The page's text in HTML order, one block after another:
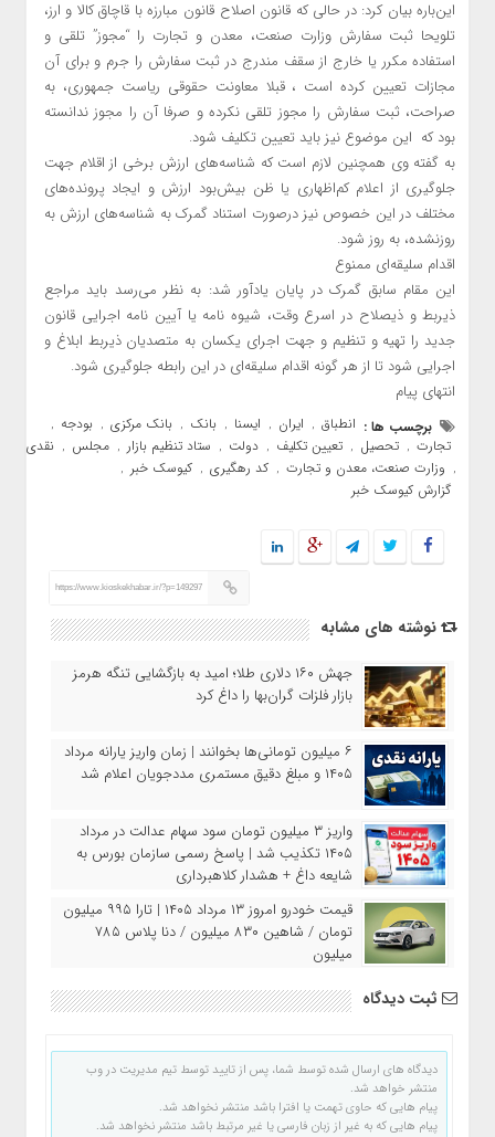
این‌باره بیان کرد: در حالی که قانون اصلاح قانون مبارزه با قاچاق کالا و ارز،
تلویحا ثبت سفارش وزارت صنعت، معدن و تجارت را “مجوز” تلقی و
استفاده مکرر یا خارج از سقف مندرج در ثبت سفارش را جرم و برای آن
مجازات تعیین کرده است ، قبلا معاونت حقوقی ریاست جمهوری، به
صراحت، ثبت سفارش را مجوز تلقی نکرده و صرفا آن را مجوز ندانسته
بود که این موضوع نیز باید تعیین تکلیف شود.
به گفته وی همچنین لازم است که شناسه‌های ارزش برخی از اقلام جهت
جلوگیری از اعلام کم‌اظهاری یا ظن بیش‌بود ارزش و ایجاد پرونده‌های
مختلف در این خصوص نیز درصورت استناد گمرک به شناسه‌های ارزش به
روزنشده، به روز شود.
اقدام سلیقه‌ای ممنوع
این مقام سابق گمرک در پایان یادآور شد: به نظر می‌رسد باید مراجع
ذیربط و ذیصلاح در اسرع وقت، شیوه نامه یا آیین نامه اجرایی قانون
جدید را تهیه و تنظیم و جهت اجرای یکسان به متصدیان ذیربط ابلاغ و
اجرایی شود تا از هر گونه اقدام سلیقه‌ای در این رابطه جلوگیری شود.
انتهای پیام
برچسب ها : انطباق , ایران , ایسنا , بانک , بانک مرکزی , بودجه ,
تجارت , تحصیل , تعیین تکلیف , دولت , ستاد تنظیم بازار , مجلس , نقدی
, وزارت صنعت، معدن و تجارت , کد رهگیری , کیوسک خبر ,
گزارش کیوسک خبر
https://www.kioskekhabar.ir/?p=149297
نوشته های مشابه
جهش ۱۶۰ دلاری طلا؛ امید به بازگشایی تنگه هرمز
بازار فلزات گران‌بها را داغ کرد
۶ میلیون تومانی‌ها بخوانند | زمان واریز یارانه مرداد
۱۴۰۵ و مبلغ دقیق مستمری مددجویان اعلام شد
واریز ۳ میلیون تومان سود سهام عدالت در مرداد
۱۴۰۵ تکذیب شد | پاسخ رسمی سازمان بورس به
شایعه داغ + هشدار کلاهبرداری
قیمت خودرو امروز ۱۳ مرداد ۱۴۰۵ | تارا ۹۹۵ میلیون
تومان / شاهین ۸۳۰ میلیون / دنا پلاس ۷۸۵
میلیون
ثبت دیدگاه
دیدگاه های ارسال شده توسط شما، پس از تایید توسط تیم مدیریت در وب
منتشر خواهد شد.
پیام هایی که حاوی تهمت یا افترا باشد منتشر نخواهد شد.
پیام هایی که به غیر از زبان فارسی یا غیر مرتبط باشد منتشر نخواهد شد.